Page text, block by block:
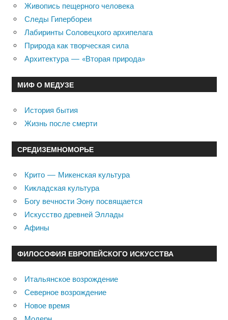
Живопись пещерного человека
Следы Гипербореи
Лабиринты Соловецкого архипелага
Природа как творческая сила
Архитектура — «Вторая природа»
МИФ О МЕДУЗЕ
История бытия
Жизнь после смерти
СРЕДИЗЕМНОМОРЬЕ
Крито — Микенская культура
Кикладская культура
Богу вечности Эону посвящается
Искусство древней Эллады
Афины
ФИЛОСОФИЯ ЕВРОПЕЙСКОГО ИСКУССТВА
Итальянское возрождение
Северное возрождение
Новое время